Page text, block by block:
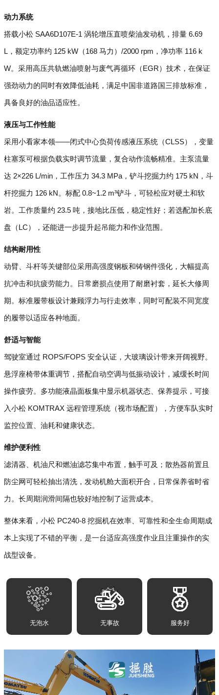
动力系统
搭载小松 SAA6D107E-1 涡轮增压直喷柴油发动机，排量 6.69
L，额定功率约 125 kW（168 马力）/2000 rpm，净功率 116 k
W。采用高压共轨燃油喷射与废气再循环（EGR）技术，在保证
强劲动力的同时有效降低油耗，满足中国非道路国三排放标准，
具备良好的油品适应性。
液压与工作性能
采用小看家本领——闭式中心负荷传感液压系统（CLSS），变量
柱塞泵可根据负载实时调节流量，复合动作流畅精准。主泵流量
达 2×226 L/min，工作压力 34.3 MPa，铲斗挖掘力约 175 kN，斗
杆挖掘力 126 kN。标配 0.8~1.2 m³铲斗，可轻松应对硬土和软
岩。工作质量约 23.5 吨，接地比压低，稳定性好；若选配加长底
盘（LC），还能进一步提升起吊能力和作业范围。
结构耐用性
动臂、斗杆等关键部位采用高强度钢板和铸钢件强化，大幅提高
抗冲击和抗疲劳能力。日常磨损点使用了耐磨衬套，延长大修周
期。标准履带板设计兼顾浮力与行走效率，同时可配装不同宽度
的履带以适应各种地面。
舒适与智能
驾驶室通过 ROPS/FOPS 安全认证，大玻璃设计带来开阔视野。
悬浮座椅带体重调节，搭配自动空调与低振动设计，减缓长时间
操作疲劳。多功能液晶面板集中显示机器状态、保养提示，可接
入小松 KOMTRAX 远程管理系统（视市场配置），方便车队实时
监控位置、油耗和健康状态。
维护便利性
滤清器、机油尺和燃油滤芯集中布置，触手可及；散热器前置且
防尘网可轻松抽出清洗，发动机舱大面积开合，日常保养省时省
力。长周期润滑间隔也较好地控制了运营成本。
整体来看，小松 PC240-8 挖掘机在效率、可靠性和全生命周期成
本上实现了不错的平衡，是一台适应高强度作业且注重操作的实
战型设备。
无泡水 无事故 服务好